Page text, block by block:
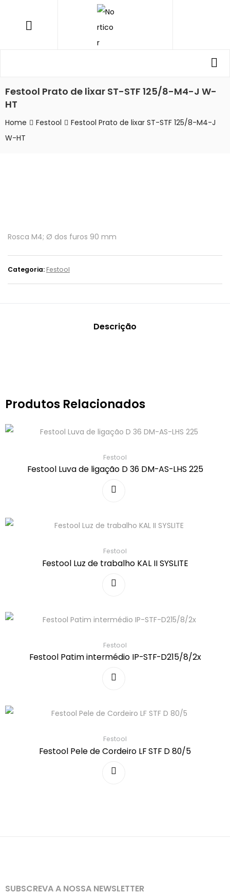
Festool Prato de lixar ST-STF 125/8-M4-J W-
HT
Home Festool
Festool Prato de lixar ST-STF 125/8-M4-J
W-HT
Rosca M4; Ø dos furos 90 mm
Categoria: Festool
Descrição
Produtos Relacionados
Festool
Festool Luva de ligação D 36 DM-AS-LHS 225
Festool
Festool Luz de trabalho KAL II SYSLITE
Festool
Festool Patim intermédio IP-STF-D215/8/2x
Festool
Festool Pele de Cordeiro LF STF D 80/5
SUBSCREVA A NOSSA NEWSLETTER